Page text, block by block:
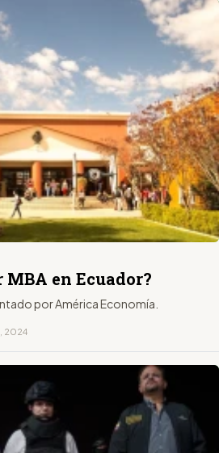
MBA en Ecuador?
por América Economía.
2024